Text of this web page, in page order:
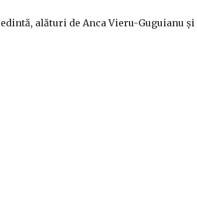
alături de Anca Vieru-Guguianu și